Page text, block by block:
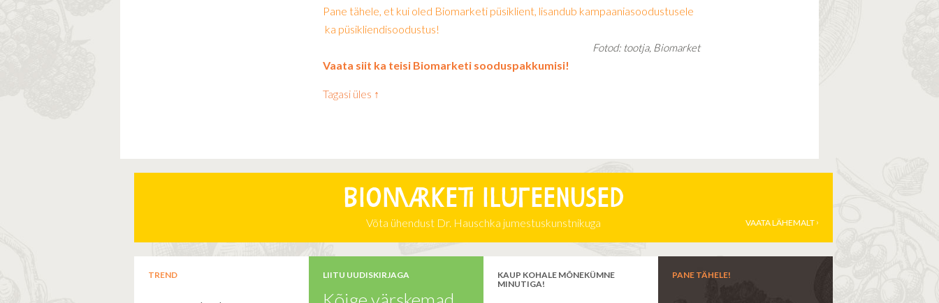
Pane tähele, et kui oled Biomarketi püsiklient, lisandub kampaaniasoodustusele
ka püsikliendisoodustus!
Fotod: tootja, Biomarket
Vaata siit ka teisi Biomarketi sooduspakkumisi!
Tagasi üles ↑
Biomarketi iluteenused
Võta ühendust Dr. Hauschka jumestuskunstnikuga VAATA LÄHEMALT
TREND LIITU UUDISKIRJAGA
KAUP KOHALE MÕNEKÜMNE
MINUTIGA!
PANE TÄHELE!